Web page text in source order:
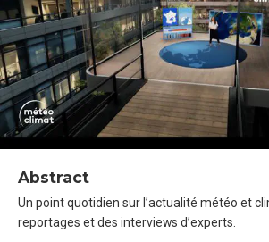
Abstract
Un point quotidien sur l’actualité météo et
reportages et des interviews d’experts.